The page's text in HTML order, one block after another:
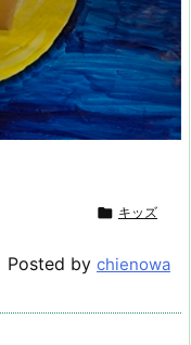
 キッズ
Posted by chienowa